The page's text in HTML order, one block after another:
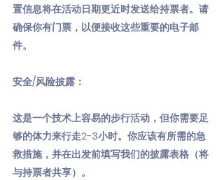
置信息将在活动日期更近时发送给持票者。请
确保你有门票，以便接收这些重要的电子邮
件。
安全/风险披露：
这是一个技术上容易的步行活动，但你需要足
够的体力来行走2-3小时。你应该有所需的急
救措施，并在出发前填写我们的披露表格（将
与持票者共享）。